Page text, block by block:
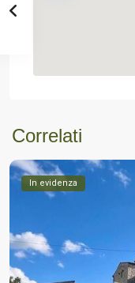
Correlati
In evidenza